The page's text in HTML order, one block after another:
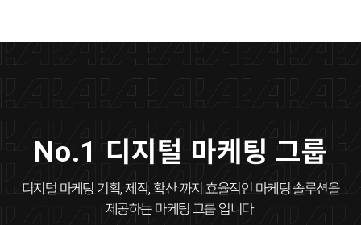
No.1 디지털 마케팅 그룹
디지털 마케팅 기획, 제작, 확산 까지 효율적인 마케팅 솔루션을
제공하는 마케팅 그룹 입니다.